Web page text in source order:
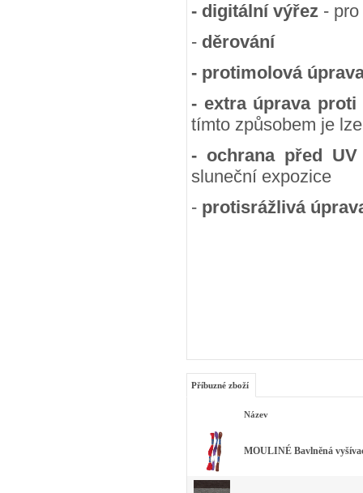
- digitální výřez -
- děrování
- protimolová
- extra úprava
tímto způsobem je
- ochrana před
sluneční expozice
- protisrážlivá
Příbuzné zboží
Název
MOULINÉ Bavlněná